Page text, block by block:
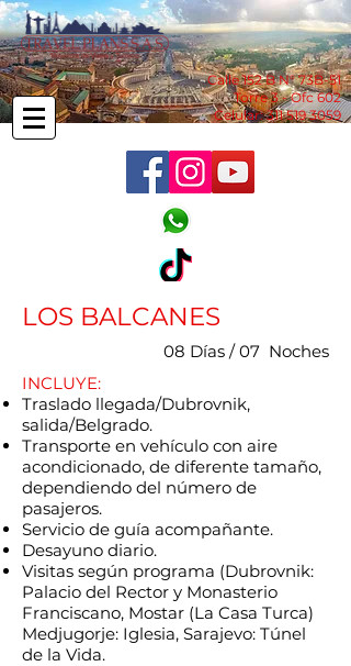
Calle 152 B N° 73B-51
Torre 3 - Ofc 602
Celular:311 519 3059
LOS BALCANES
08 Días / 07 Noches
INCLUYE:
Traslado llegada/Dubrovnik,
salida/Belgrado.
Transporte en vehículo con aire
acondicionado, de diferente tamaño,
dependiendo del número de
pasajeros.
Servicio de guía acompañante.
Desayuno diario.
Visitas según programa (Dubrovnik:
Palacio del Rector y Monasterio
Franciscano, Mostar (La Casa Turca)
Medjugorje: Iglesia, Sarajevo: Túnel
de la Vida.